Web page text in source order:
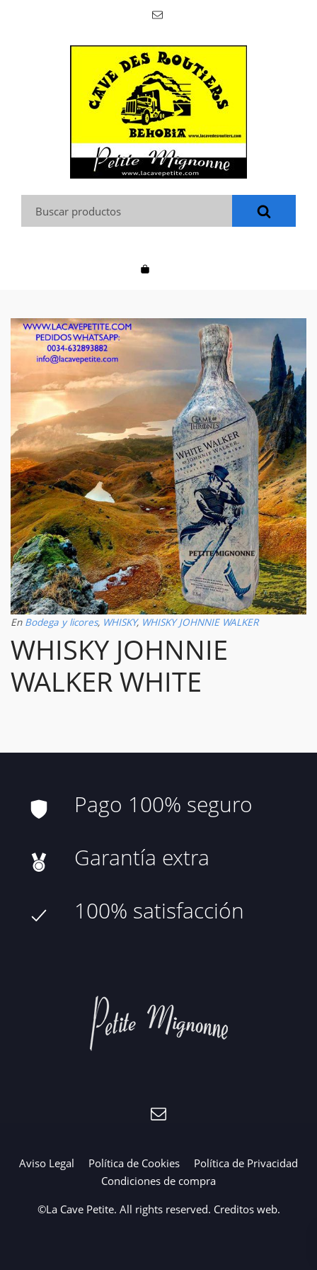
Buscar:
En Bodega y licores, WHISKY, WHISKY JOHNNIE WALKER
WHISKY JOHNNIE
WALKER WHITE
Pago 100% seguro
Garantía extra
100% satisfacción
Aviso Legal Política de Cookies
Política de Privacidad
Condiciones de compra
©La Cave Petite. All rights reserved. Creditos web.